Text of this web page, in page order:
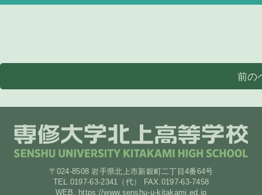
前の
〒024-8508 岩手県北上市新穀町二丁目4番64号
TEL.0197-63-2341（代） FAX.0197-63-7458
WEB. https://www.senshu-u-kitakami.ed.jp